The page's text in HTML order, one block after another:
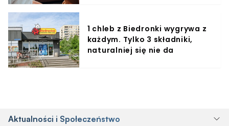
1 chleb z Biedronki wygrywa z
każdym. Tylko 3 składniki,
naturalniej się nie da
Aktualności i Społeczeństwo